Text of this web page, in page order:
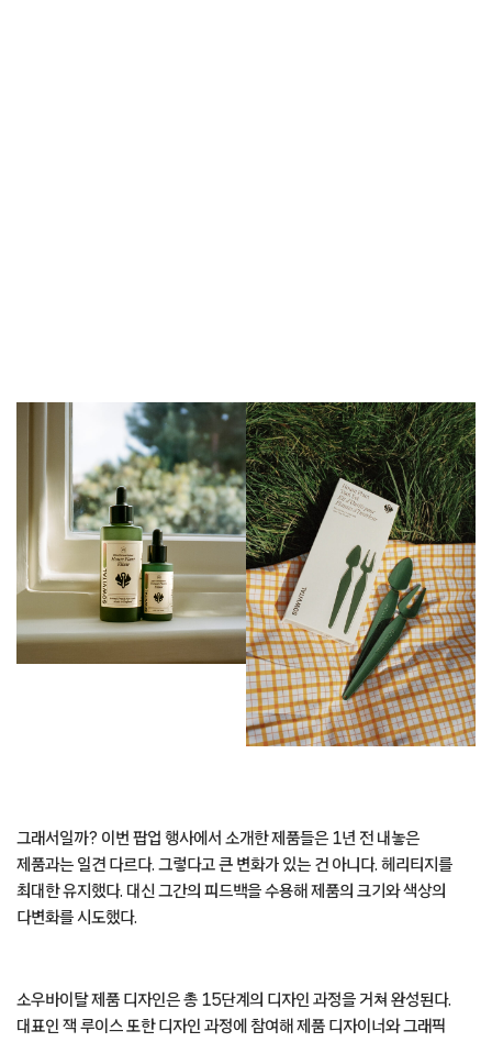
그래서일까? 이번 팝업 행사에서 소개한 제품들은 1년 전 내놓은
제품과는 일견 다르다. 그렇다고 큰 변화가 있는 건 아니다. 헤리티지를
최대한 유지했다. 대신 그간의 피드백을 수용해 제품의 크기와 색상의
다변화를 시도했다.
소우바이탈 제품 디자인은 총 15단계의 디자인 과정을 거쳐 완성된다.
대표인 잭 루이스 또한 디자인 과정에 참여해 제품 디자이너와 그래픽